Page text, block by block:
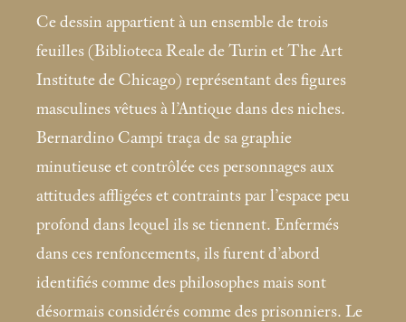
Ce dessin appartient à un ensemble de trois
feuilles (Biblioteca Reale de Turin et The Art
Institute de Chicago) représentant des figures
masculines vêtues à l’Antique dans des niches.
Bernardino Campi traça de sa graphie
minutieuse et contrôlée ces personnages aux
attitudes affligées et contraints par l’espace peu
profond dans lequel ils se tiennent. Enfermés
dans ces renfoncements, ils furent d’abord
identifiés comme des philosophes mais sont
désormais considérés comme des prisonniers. Le